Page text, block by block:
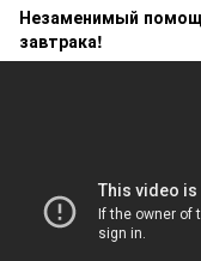
Незаменимый
завтрака!